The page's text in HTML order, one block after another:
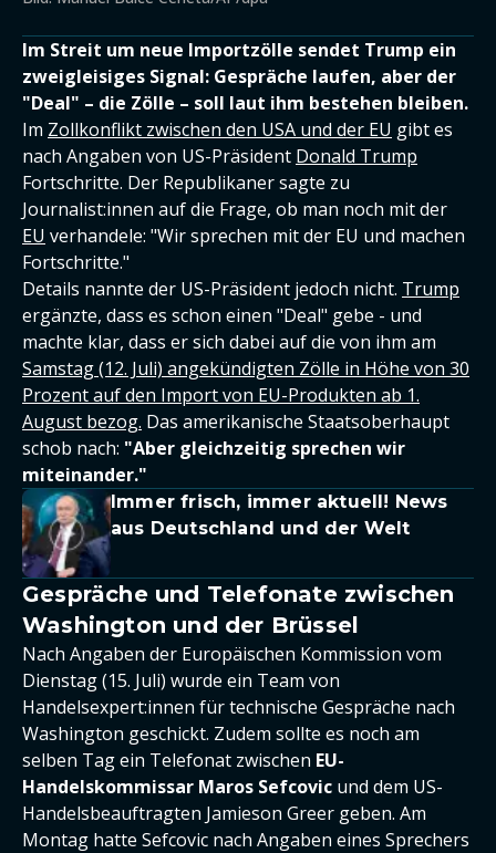
Im Streit um neue Importzölle sendet Trump ein
zweigleisiges Signal: Gespräche laufen, aber der
"Deal" – die Zölle – soll laut ihm bestehen bleiben.
Im Zollkonflikt zwischen den USA und der EU gibt es
nach Angaben von US-Präsident Donald Trump
Fortschritte. Der Republikaner sagte zu
Journalist:innen auf die Frage, ob man noch mit der
EU verhandele: "Wir sprechen mit der EU und machen
Fortschritte."
Details nannte der US-Präsident jedoch nicht. Trump
ergänzte, dass es schon einen "Deal" gebe - und
machte klar, dass er sich dabei auf die von ihm am
Samstag (12. Juli) angekündigten Zölle in Höhe von 30
Prozent auf den Import von EU-Produkten ab 1.
August bezog. Das amerikanische Staatsoberhaupt
schob nach: "Aber gleichzeitig sprechen wir
miteinander."
Immer frisch, immer aktuell! News
aus Deutschland und der Welt
Gespräche und Telefonate zwischen
Washington und der Brüssel
Nach Angaben der Europäischen Kommission vom
Dienstag (15. Juli) wurde ein Team von
Handelsexpert:innen für technische Gespräche nach
Washington geschickt. Zudem sollte es noch am
selben Tag ein Telefonat zwischen EU-
Handelskommissar Maros Sefcovic und dem US-
Handelsbeauftragten Jamieson Greer geben. Am
Montag hatte Sefcovic nach Angaben eines Sprechers